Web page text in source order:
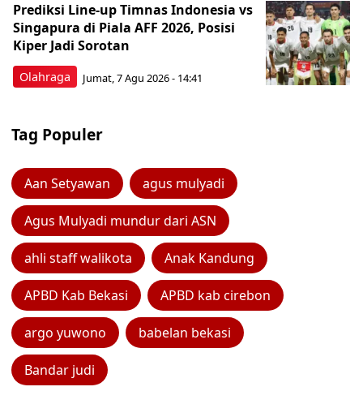
Olahraga
Prediksi Line-up Timnas Indonesia vs
Singapura di Piala AFF 2026, Posisi
Kiper Jadi Sorotan
Jumat, 7 Agu 2026 - 14:41
Tag Populer
Aan Setyawan agus mulyadi
Agus Mulyadi mundur dari ASN
ahli staff walikota Anak Kandung
APBD Kab Bekasi APBD kab cirebon
argo yuwono babelan bekasi
Bandar judi